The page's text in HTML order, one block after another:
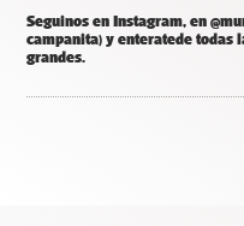
Seguinos en Instagram, en
campanita) y enteratede todas
grandes.